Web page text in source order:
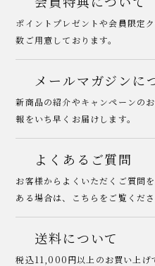
ポイントプレゼントや会員限定
数ご用意しております。
メールマガジンに
新商品の紹介やキャンペーンの
報をいち早くお届けします。
よくあるご質問
お客様からよくいただくご質問
ある場合は、こちらをご覧くださ
送料について
税込11,000円以上のお買い上げ